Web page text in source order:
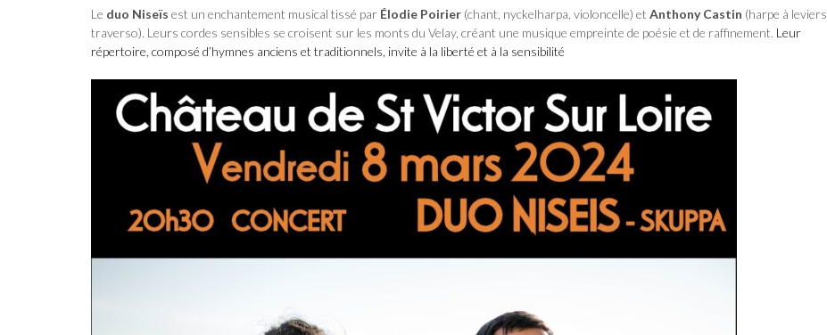
Le duo Niseïs est un enchantement musical tissé par Élodie Poirier (chant, nyckelharpa, violoncelle) et Anthony Castin (harpe à leviers,
traverso). Leurs cordes sensibles se croisent sur les monts du Velay, créant une musique empreinte de poésie et de raffinement. Leur
répertoire, composé d’hymnes anciens et traditionnels, invite à la liberté et à la sensibilité